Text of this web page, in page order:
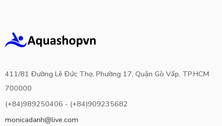
411/81 Đường Lê Đức Thọ, Phường 17, Quận Gò Vấp, TP.HCM
700000
(+84)989250406 - (+84)909235682
monicadanh@live.com